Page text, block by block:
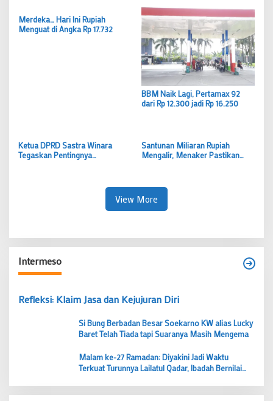
Merdeka… Hari Ini Rupiah
Menguat di Angka Rp 17.732
BBM Naik Lagi, Pertamax 92
dari Rp 12.300 jadi Rp 16.250
Ketua DPRD Sastra Winara
Tegaskan Pentingnya
Santunan Miliaran Rupiah
Mengalir, Menaker Pastikan
View More
Intermeso
Refleksi: Klaim Jasa dan Kejujuran Diri
Si Bung Berbadan Besar Soekarno KW alias Lucky
Baret Telah Tiada tapi Suaranya Masih Mengema
Malam ke-27 Ramadan: Diyakini Jadi Waktu
Terkuat Turunnya Lailatul Qadar, Ibadah Bernilai
Tangerang Periode 2026–2031